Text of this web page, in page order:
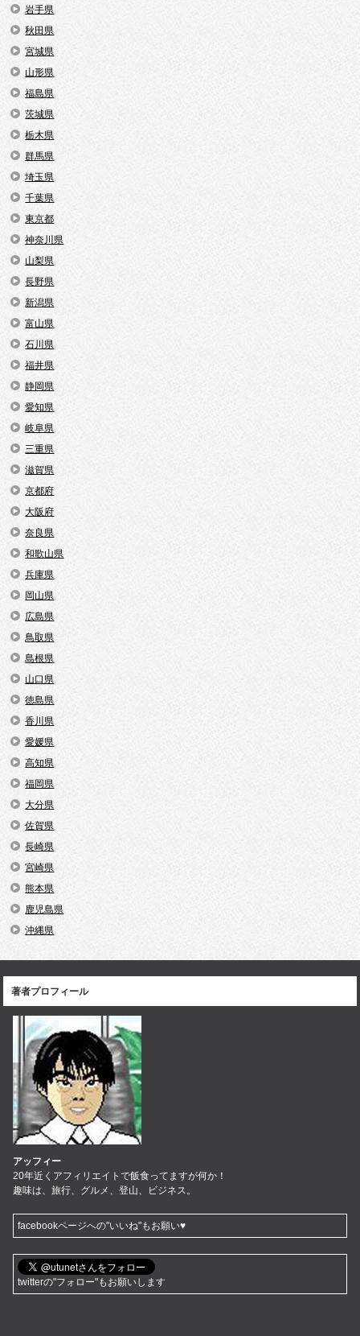
岩手県
秋田県
宮城県
山形県
福島県
茨城県
栃木県
群馬県
埼玉県
千葉県
東京都
神奈川県
山梨県
長野県
新潟県
富山県
石川県
福井県
静岡県
愛知県
岐阜県
三重県
滋賀県
京都府
大阪府
奈良県
和歌山県
兵庫県
岡山県
広島県
鳥取県
島根県
山口県
徳島県
香川県
愛媛県
高知県
福岡県
大分県
佐賀県
長崎県
宮崎県
熊本県
鹿児島県
沖縄県
著者プロフィール
アッフィー
20年近くアフィリエイトで飯食ってますが何か！
趣味は、旅行、グルメ、登山、ビジネス。
facebookページへの"いいね"もお願い♥
twitterの"フォロー"もお願いします